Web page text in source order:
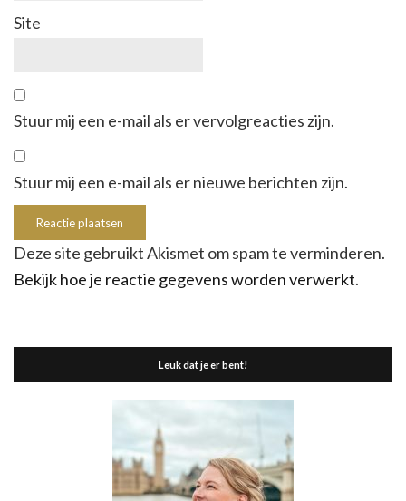
Site
Stuur mij een e-mail als er vervolgreacties zijn.
Stuur mij een e-mail als er nieuwe berichten zijn.
Deze site gebruikt Akismet om spam te verminderen.
Bekijk hoe je reactie gegevens worden verwerkt.
Leuk dat je er bent!